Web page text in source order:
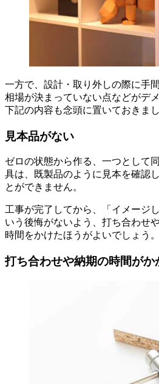
一方で、設計・取り外しの際に手
相場が決まっていない点などがデ
下記の内容も念頭に置いておきまし
見本品がない
ゼロの状態から作る、一つとして
具は、既製品のように見本を確認
とができません。
工事が完了してから、「イメージ
いう後悔がないよう、打ち合わせ
時間をかけたほうがよいでしょう。
打ち合わせや納期の時間がか